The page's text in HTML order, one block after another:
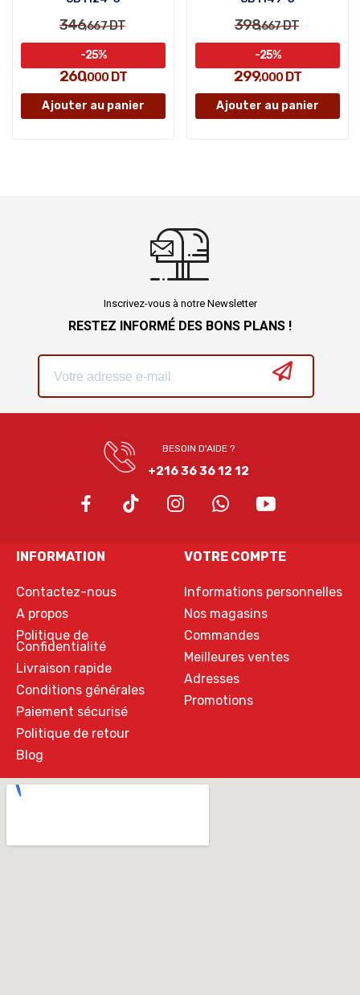
346,667DT
260,000 DT
-25%
Ajouter au panier
398,667DT
299,000 DT
-25%
Ajouter au panier
Inscrivez-vous à notre Newsletter
RESTEZ INFORMÉ DES BONS PLANS !
BESOIN D'AIDE ?
+216 36 36 12 12
INFORMATION
Contactez-nous
A propos
Politique de
Confidentialité
Livraison rapide
Conditions générales
Paiement sécurisé
Politique de retour
Blog
VOTRE COMPTE
Informations personnelles
Nos magasins
Commandes
Meilleures ventes
Adresses
Promotions